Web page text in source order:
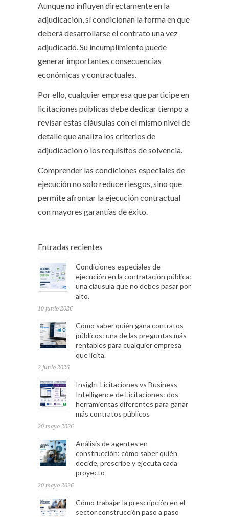
Aunque no influyen directamente en la
adjudicación, sí condicionan la forma en que
deberá desarrollarse el contrato una vez
adjudicado. Su incumplimiento puede
generar importantes consecuencias
económicas y contractuales.
Por ello, cualquier empresa que participe en
licitaciones públicas debe dedicar tiempo a
revisar estas cláusulas con el mismo nivel de
detalle que analiza los criterios de
adjudicación o los requisitos de solvencia.
Comprender las condiciones especiales de
ejecución no solo reduce riesgos, sino que
permite afrontar la ejecución contractual
con mayores garantías de éxito.
Entradas recientes
Condiciones especiales de
ejecución en la contratación pública:
una cláusula que no debes pasar por
alto.
10 junio 2026
Cómo saber quién gana contratos
públicos: una de las preguntas más
rentables para cualquier empresa
que licita.
2 junio 2026
Insight Licitaciones vs Business
Intelligence de Licitaciones: dos
herramientas diferentes para ganar
más contratos públicos
20 mayo 2026
Análisis de agentes en
construcción: cómo saber quién
decide, prescribe y ejecuta cada
proyecto
20 mayo 2026
Cómo trabajar la prescripción en el
sector construcción paso a paso